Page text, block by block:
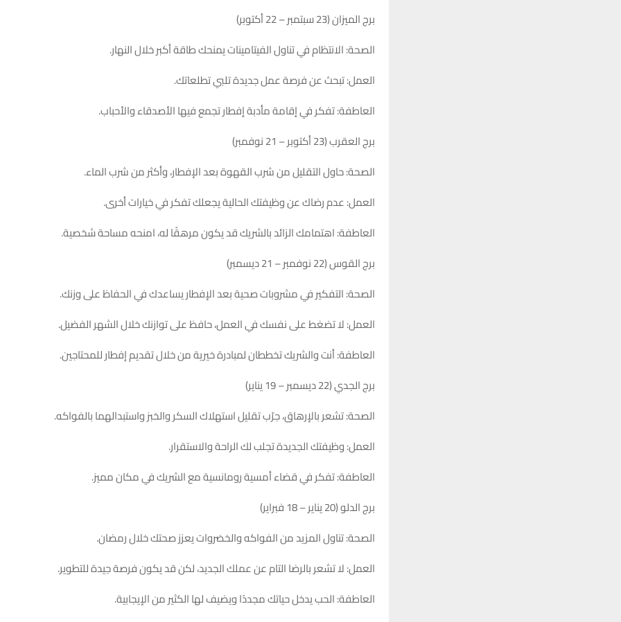
برج الميزان (23 سبتمبر – 22 أكتوبر)
الصحة: الانتظام في تناول الفيتامينات يمنحك طاقة أكبر خلال النهار.
العمل: تبحث عن فرصة عمل جديدة تلبي تطلعاتك.
العاطفة: تفكر في إقامة مأدبة إفطار تجمع فيها الأصدقاء والأحباب.
برج العقرب (23 أكتوبر – 21 نوفمبر)
الصحة: حاول التقليل من شرب القهوة بعد الإفطار، وأكثر من شرب الماء.
العمل: عدم رضاك عن وظيفتك الحالية يجعلك تفكر في خيارات أخرى.
العاطفة: اهتمامك الزائد بالشريك قد يكون مرهقًا له، امنحه مساحة شخصية.
برج القوس (22 نوفمبر – 21 ديسمبر)
الصحة: التفكير في مشروبات صحية بعد الإفطار يساعدك في الحفاظ على وزنك.
العمل: لا تضغط على نفسك في العمل، حافظ على توازنك خلال الشهر الفضيل.
العاطفة: أنت والشريك تخططان لمبادرة خيرية من خلال تقديم إفطار للمحتاجين.
برج الجدي (22 ديسمبر – 19 يناير)
الصحة: تشعر بالإرهاق، جرّب تقليل استهلاك السكر والخبز واستبدالهما بالفواكه.
العمل: وظيفتك الجديدة تجلب لك الراحة والاستقرار.
العاطفة: تفكر في قضاء أمسية رومانسية مع الشريك في مكان مميز.
برج الدلو (20 يناير – 18 فبراير)
الصحة: تناول المزيد من الفواكه والخضروات يعزز صحتك خلال رمضان.
العمل: لا تشعر بالرضا التام عن عملك الجديد، لكن قد يكون فرصة جيدة للتطوير.
العاطفة: الحب يدخل حياتك مجددًا ويضيف لها الكثير من الإيجابية.